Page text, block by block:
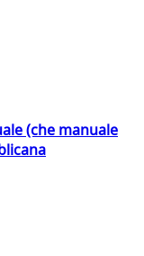
(che manuale